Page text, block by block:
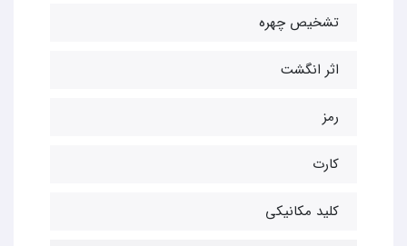
تشخیص چهره
اثر انگشت
رمز
کارت
کلید مکانیکی